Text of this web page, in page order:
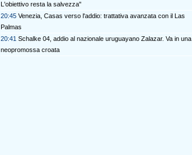
L'obiettivo resta la salvezza"
20:45 Venezia, Casas verso l'addio: trattativa avanzata con il Las
Palmas
20:41 Schalke 04, addio al nazionale uruguayano Zalazar. Va in una
neopromossa croata